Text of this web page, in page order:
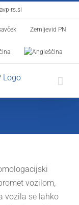
rs.si
Zemljevid PN
vozilom,
vozila se lahko